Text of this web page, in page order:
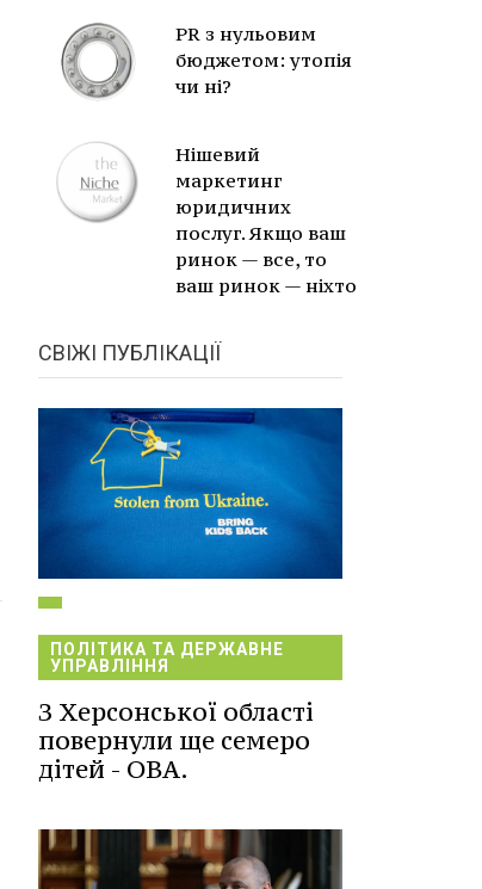
PR з нульовим
бюджетом: утопія
чи ні?
Нішевий
маркетинг
юридичних
послуг. Якщо ваш
ринок — все, то
ваш ринок — ніхто
СВІЖІ ПУБЛІКАЦІЇ
ПОЛІТИКА ТА ДЕРЖАВНЕ
УПРАВЛІННЯ
З Херсонської області
повернули ще семеро
дітей - ОВА.